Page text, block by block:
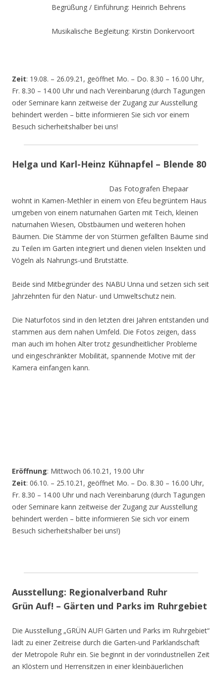
Begrüßung / Einführung: Heinrich Behrens
Musikalische Begleitung: Kirstin Donkervoort
Zeit: 19.08. – 26.09.21, geöffnet Mo. – Do. 8.30 – 16.00 Uhr,
Fr. 8.30 – 14.00 Uhr und nach Vereinbarung (durch Tagungen
oder Seminare kann zeitweise der Zugang zur Ausstellung
behindert werden – bitte informieren Sie sich vor einem
Besuch sicherheitshalber bei uns!
Helga und Karl-Heinz Kühnapfel – Blende 80
Das Fotografen Ehepaar
wohnt in Kamen-Methler in einem von Efeu begrüntem Haus
umgeben von einem naturnahen Garten mit Teich, kleinen
naturnahen Wiesen, Obstbäumen und weiteren hohen
Bäumen. Die Stämme der von Stürmen gefällten Bäume sind
zu Teilen im Garten integriert und dienen vielen Insekten und
Vögeln als Nahrungs-und Brutstätte.
Beide sind Mitbegründer des NABU Unna und setzen sich seit
Jahrzehnten für den Natur- und Umweltschutz nein.
Die Naturfotos sind in den letzten drei Jahren entstanden und
stammen aus dem nahen Umfeld. Die Fotos zeigen, dass
man auch im hohen Alter trotz gesundheitlicher Probleme
und eingeschränkter Mobilität, spannende Motive mit der
Kamera einfangen kann.
Eröffnung: Mittwoch 06.10.21, 19.00 Uhr
Zeit: 06.10. – 25.10.21, geöffnet Mo. – Do. 8.30 – 16.00 Uhr,
Fr. 8.30 – 14.00 Uhr und nach Vereinbarung (durch Tagungen
oder Seminare kann zeitweise der Zugang zur Ausstellung
behindert werden – bitte informieren Sie sich vor einem
Besuch sicherheitshalber bei uns!)
Ausstellung: Regionalverband Ruhr
Grün Auf! – Gärten und Parks im Ruhrgebiet
Die Ausstellung „GRÜN AUF! Gärten und Parks im Ruhrgebiet“
lädt zu einer Zeitreise durch die Garten-und Parklandschaft
der Metropole Ruhr ein. Sie beginnt in der vorindustriellen Zeit
an Klöstern und Herrensitzen in einer kleinbäuerlichen